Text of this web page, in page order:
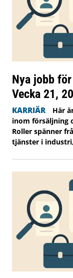
Nya jobb
Vecka 21,
KARRIÄR
Här
inom försäljning
Roller spänner
tjänster i